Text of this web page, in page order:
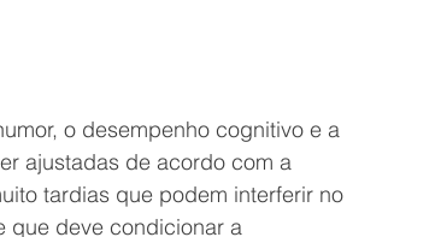
o desempenho cognitivo e a
ajustadas de acordo com a
tardias que podem interferir no
que deve condicionar a